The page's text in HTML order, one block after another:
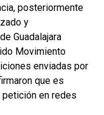
posteriormente
y
Guadalajara
Movimiento
enviadas por
que es
en redes